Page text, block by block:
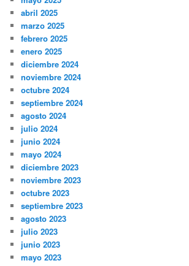
abril 2025
marzo 2025
febrero 2025
enero 2025
diciembre 2024
noviembre 2024
octubre 2024
septiembre 2024
agosto 2024
julio 2024
junio 2024
mayo 2024
diciembre 2023
noviembre 2023
octubre 2023
septiembre 2023
agosto 2023
julio 2023
junio 2023
mayo 2023